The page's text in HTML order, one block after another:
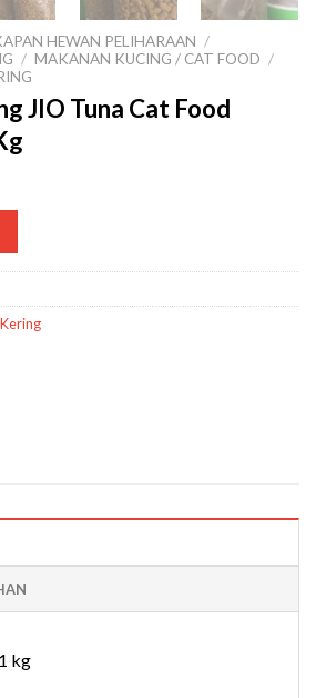
HEWAN PELIHARAAN /
/ MAKANAN KUCING / CAT FOOD /
JIO Tuna Cat Food
kg